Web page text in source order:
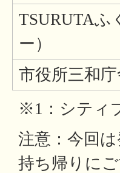
TSURUTAふ
ー）
市役所三和庁
※1：シティ
注意：今回
持ち帰りにご